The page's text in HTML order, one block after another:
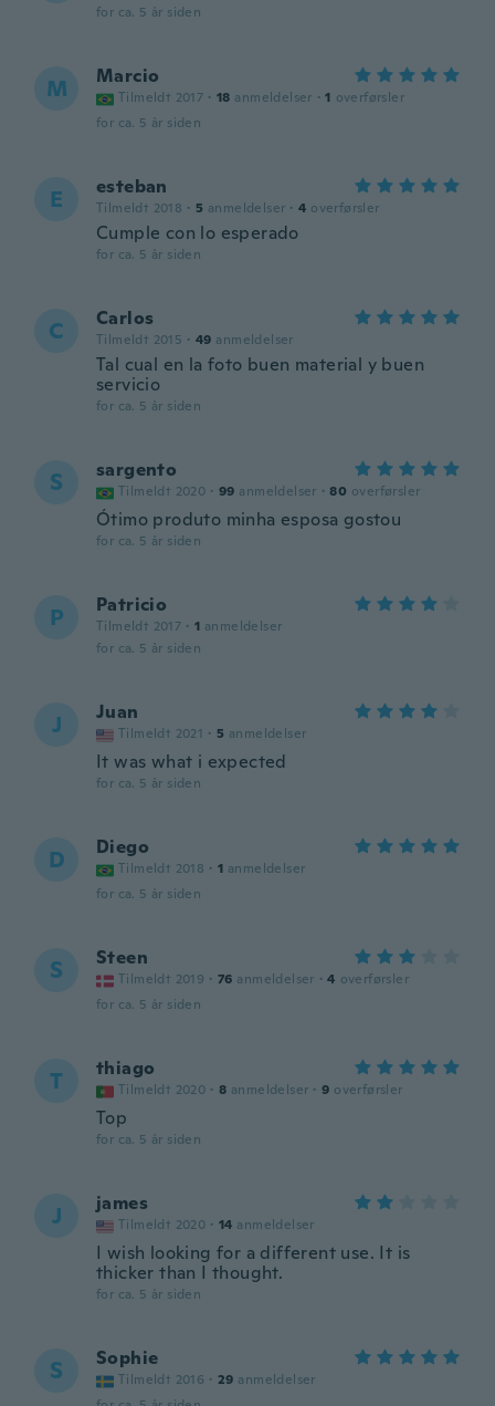
for ca. 5 år siden
M Marcio
Tilmeldt 2017 · 18 anmeldelser · 1 overførsler
for ca. 5 år siden
E esteban
Tilmeldt 2018 · 5 anmeldelser · 4 overførsler
Cumple con lo esperado
for ca. 5 år siden
C Carlos
Tilmeldt 2015 · 49 anmeldelser
Tal cual en la foto buen material y buen
servicio
for ca. 5 år siden
S sargento
Tilmeldt 2020 · 99 anmeldelser · 80 overførsler
Ótimo produto minha esposa gostou
for ca. 5 år siden
P Patricio
Tilmeldt 2017 · 1 anmeldelser
for ca. 5 år siden
J Juan
Tilmeldt 2021 · 5 anmeldelser
It was what i expected
for ca. 5 år siden
D Diego
Tilmeldt 2018 · 1 anmeldelser
for ca. 5 år siden
S Steen
Tilmeldt 2019 · 76 anmeldelser · 4 overførsler
for ca. 5 år siden
T thiago
Tilmeldt 2020 · 8 anmeldelser · 9 overførsler
Top
for ca. 5 år siden
J james
Tilmeldt 2020 · 14 anmeldelser
I wish looking for a different use. It is
thicker than I thought.
for ca. 5 år siden
S Sophie
Tilmeldt 2016 · 29 anmeldelser